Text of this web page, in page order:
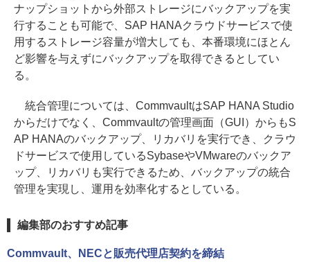
ナップショットから外部ストレージにバックアップを実
行することも可能で、SAP HANAクラウドサービスで使
用するストレージ容量が増大しても、本番環境にほとん
ど影響を与えずにバックアップを取得できるとしてい
る。
統合管理については、CommvaultはSAP HANA Studio
からだけでなく、Commvaultの管理画面（GUI）からもS
AP HANAのバックアップ、リカバリを実行でき、クラウ
ドサービスで使用しているSybaseやVMwareのバックア
ップ、リカバリも実行できるため、バックアップの統合
管理を実現し、運用を効率化するとしている。
編集部のおすすめ記事
Commvault、NECと販売代理店契約を締結